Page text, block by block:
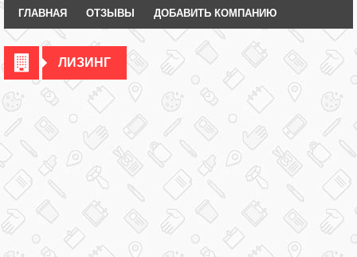
ГЛАВНАЯ ОТЗЫВЫ ДОБАВИТЬ КОМПАНИЮ
ЛИЗИНГ